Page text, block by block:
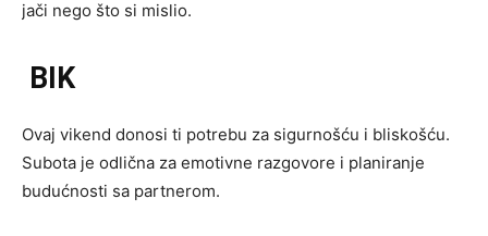
jači nego što si mislio.
BIK
Ovaj vikend donosi ti potrebu za sigurnošću i bliskošću.
Subota je odlična za emotivne razgovore i planiranje
budućnosti sa partnerom.